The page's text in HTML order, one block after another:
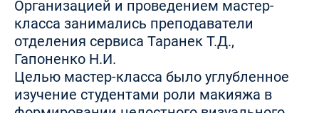
Организацией и проведением мастер-
класса занимались преподаватели
отделения сервиса Таранек Т.Д.,
Гапоненко Н.И.
Целью мастер-класса было углубленное
изучение студентами роли макияжа в